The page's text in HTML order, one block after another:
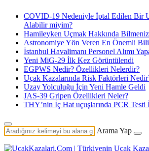
COVID-19 Nedeniyle İptal Edilen Bir
Alabilir miyim?
Hamileyken Uçmak Hakkında
Astronomiye Yön Veren En Önemli
İstanbul Havalimanı Personel Alımı
Yeni MiG-29 İlk Kez Görüntülendi
EGPWS Nedir? Özellikleri Nelerdir?
Uçak Kazalarında Risk Faktörleri
Uzay Yolculuğu İçin Yeni Hamle Geldi
JAS-39 Gripen Özellikleri Neler?
THY’nin İç Hat uçuşlarında PCR Testi
Arama Yap